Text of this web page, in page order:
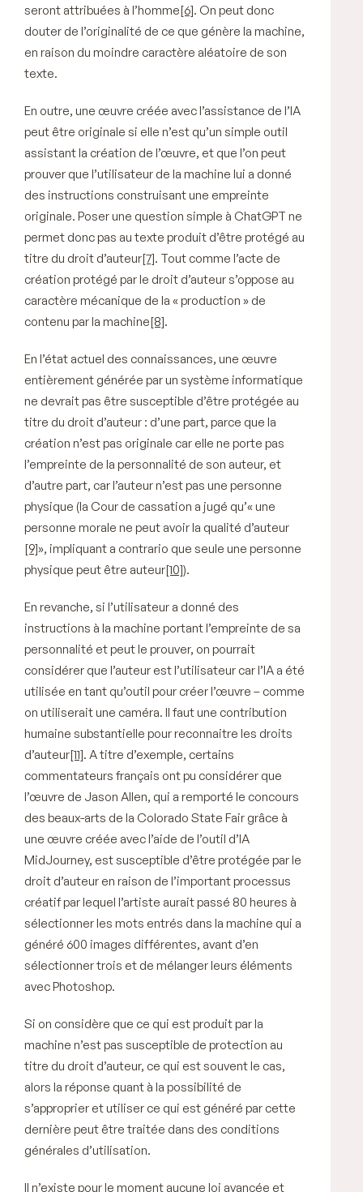
seront attribuées à l’homme[6]. On peut donc
douter de l’originalité de ce que génère la machine,
en raison du moindre caractère aléatoire de son
texte.
En outre, une œuvre créée avec l’assistance de l’IA
peut être originale si elle n’est qu’un simple outil
assistant la création de l’œuvre, et que l’on peut
prouver que l’utilisateur de la machine lui a donné
des instructions construisant une empreinte
originale. Poser une question simple à ChatGPT ne
permet donc pas au texte produit d’être protégé au
titre du droit d’auteur[7]. Tout comme l’acte de
création protégé par le droit d’auteur s’oppose au
caractère mécanique de la « production » de
contenu par la machine[8].
En l’état actuel des connaissances, une œuvre
entièrement générée par un système informatique
ne devrait pas être susceptible d’être protégée au
titre du droit d’auteur : d’une part, parce que la
création n’est pas originale car elle ne porte pas
l’empreinte de la personnalité de son auteur, et
d’autre part, car l’auteur n’est pas une personne
physique (la Cour de cassation a jugé qu’« une
personne morale ne peut avoir la qualité d’auteur
[9]», impliquant a contrario que seule une personne
physique peut être auteur[10]).
En revanche, si l’utilisateur a donné des
instructions à la machine portant l’empreinte de sa
personnalité et peut le prouver, on pourrait
considérer que l’auteur est l’utilisateur car l’IA a été
utilisée en tant qu’outil pour créer l’œuvre – comme
on utiliserait une caméra. Il faut une contribution
humaine substantielle pour reconnaitre les droits
d’auteur[11]. A titre d’exemple, certains
commentateurs français ont pu considérer que
l’œuvre de Jason Allen, qui a remporté le concours
des beaux-arts de la Colorado State Fair grâce à
une œuvre créée avec l’aide de l’outil d’IA
MidJourney, est susceptible d’être protégée par le
droit d’auteur en raison de l’important processus
créatif par lequel l’artiste aurait passé 80 heures à
sélectionner les mots entrés dans la machine qui a
généré 600 images différentes, avant d’en
sélectionner trois et de mélanger leurs éléments
avec Photoshop.
Si on considère que ce qui est produit par la
machine n’est pas susceptible de protection au
titre du droit d’auteur, ce qui est souvent le cas,
alors la réponse quant à la possibilité de
s’approprier et utiliser ce qui est généré par cette
dernière peut être traitée dans des conditions
générales d’utilisation.
Il n’existe pour le moment aucune loi avancée et